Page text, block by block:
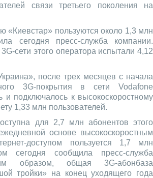
связи третьего поколения на
«Киевстар» пользуются около 1,3 млн
сегодня пресс-служба компании.
сети этого оператора испытали 4,12
после трех месяцев с начала
3G-покрытия в сети Vodafone
и подключалось к высокоскоростному
1,33 млн пользователей.
для 2,7 млн абонентов этого
основе высокоскоростным
доступом пользуется 1,7 млн
сегодня сообщила пресс-служба
образом, общая 3G-абонбаза
тройки» на конец уходящего года